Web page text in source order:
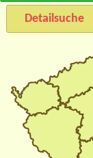
Detailsuche